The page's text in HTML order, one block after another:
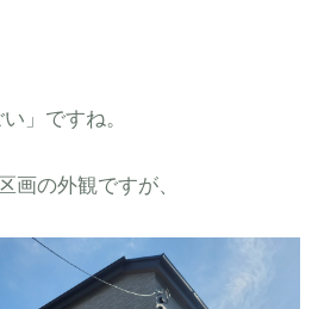
」ですね。
画の外観ですが、